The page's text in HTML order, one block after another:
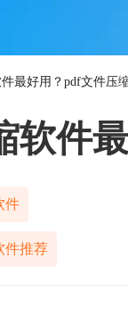
最好用？pdf文件压
软件
件
件推荐